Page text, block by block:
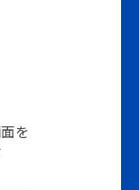
を